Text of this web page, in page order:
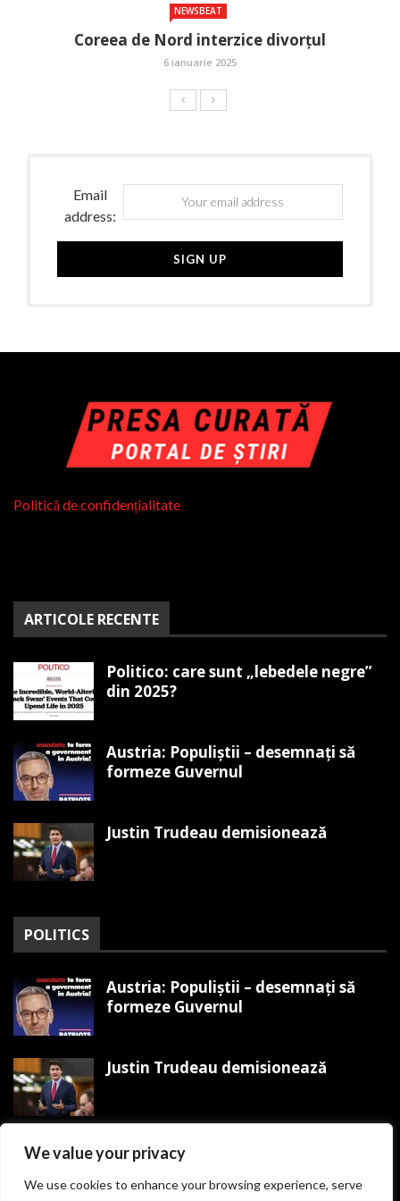
We value your privacy
We use cookies to enhance your browsing experience, serve
NEWSBEAT
Coreea de Nord interzice divorțul
6 ianuarie 2025
Email
address:
Politică de confidențialitate
ARTICOLE RECENTE
Politico: care sunt „lebedele negre”
din 2025?
Austria: Populiștii – desemnați să
formeze Guvernul
Justin Trudeau demisionează
POLITICS
Austria: Populiștii – desemnați să
formeze Guvernul
Justin Trudeau demisionează
Trump organizează Mitingul
Victoriei MAGA pe 19 ianuarie